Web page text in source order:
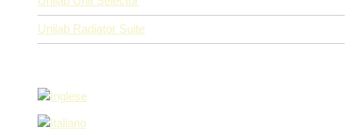
Unilab Radiator Suite